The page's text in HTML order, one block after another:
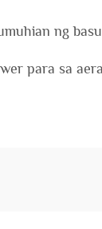
ng
para sa